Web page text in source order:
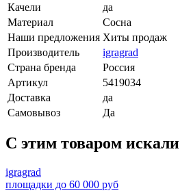
Качели
да
Материал
Сосна
Наши предложения Хиты продаж
Производитель
igragrad
Страна бренда
Россия
Артикул
5419034
Доставка
да
Самовывоз
Да
C этим товаром искали
igragrad
площадки до 60 000 руб